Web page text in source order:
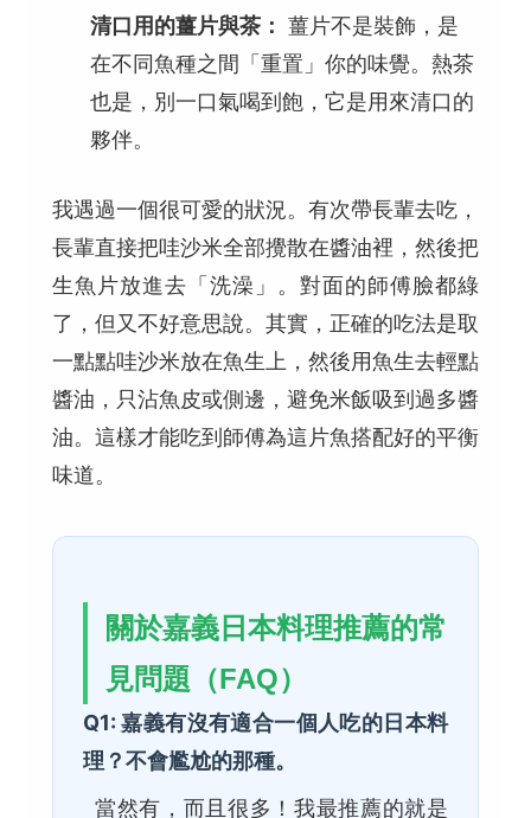
清口用的薑片與茶： 薑片不是裝飾，是
在不同魚種之間「重置」你的味覺。熱茶
也是，別一口氣喝到飽，它是用來清口的
夥伴。
我遇過一個很可愛的狀況。有次帶長輩去吃，
長輩直接把哇沙米全部攪散在醬油裡，然後把
生魚片放進去「洗澡」。對面的師傅臉都綠
了，但又不好意思說。其實，正確的吃法是取
一點點哇沙米放在魚生上，然後用魚生去輕點
醬油，只沾魚皮或側邊，避免米飯吸到過多醬
油。這樣才能吃到師傅為這片魚搭配好的平衡
味道。
關於嘉義日本料理推薦的常
見問題（FAQ）
Q1: 嘉義有沒有適合一個人吃的日本料
理？不會尷尬的那種。
當然有，而且很多！我最推薦的就是